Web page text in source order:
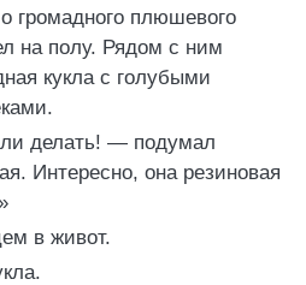
громадного плюшевого
на полу. Рядом с ним
кукла с голубыми
делать! — подумал
Интересно, она резиновая
в живот.